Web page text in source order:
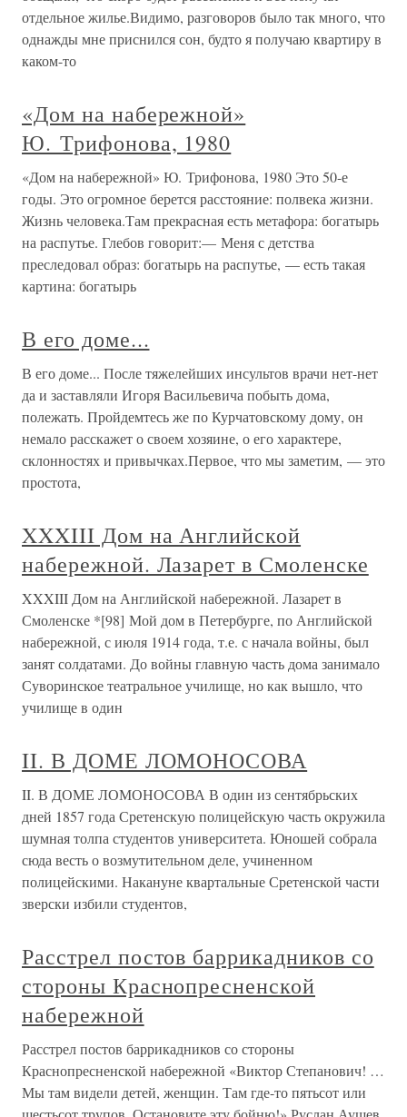
отдельное жилье.Видимо, разговоров было так много, что
однажды мне приснился сон, будто я получаю квартиру в
каком-то
«Дом на набережной»
Ю. Трифонова, 1980
«Дом на набережной» Ю. Трифонова, 1980 Это 50-е
годы. Это огромное берется расстояние: полвека жизни.
Жизнь человека.Там прекрасная есть метафора: богатырь
на распутье. Глебов говорит:— Меня с детства
преследовал образ: богатырь на распутье, — есть такая
картина: богатырь
В его доме...
В его доме... После тяжелейших инсультов врачи нет-нет
да и заставляли Игоря Васильевича побыть дома,
полежать. Пройдемтесь же по Курчатовскому дому, он
немало расскажет о своем хозяине, о его характере,
склонностях и привычках.Первое, что мы заметим, — это
простота,
XXXIII Дом на Английской
набережной. Лазарет в Смоленске
XXXIII Дом на Английской набережной. Лазарет в
Смоленске *[98] Мой дом в Петербурге, по Английской
набережной, с июля 1914 года, т.е. с начала войны, был
занят солдатами. До войны главную часть дома занимало
Суворинское театральное училище, но как вышло, что
училище в один
II. В ДОМЕ ЛОМОНОСОВА
II. В ДОМЕ ЛОМОНОСОВА В один из сентябрьских
дней 1857 года Сретенскую полицейскую часть окружила
шумная толпа студентов университета. Юношей собрала
сюда весть о возмутительном деле, учиненном
полицейскими. Накануне квартальные Сретенской части
зверски избили студентов,
Расстрел постов баррикадников со
стороны Краснопресненской
набережной
Расстрел постов баррикадников со стороны
Краснопресненской набережной «Виктор Степанович! …
Мы там видели детей, женщин. Там где-то пятьсот или